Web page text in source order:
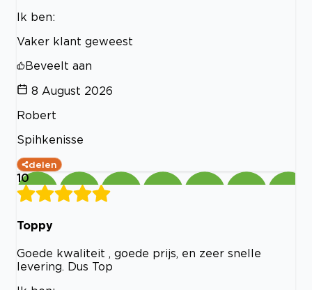
Ik ben:
Vaker klant geweest
Beveelt aan
8 August 2026
Robert
Spihkenisse
delen
10
Toppy
Goede kwaliteit , goede prijs, en zeer snelle
levering. Dus Top